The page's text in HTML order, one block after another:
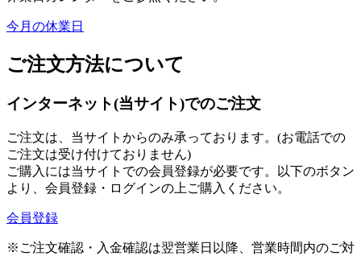
今月の休業日
ご注文方法について
インターネット(当サイト)でのご注文
ご注文は、当サイトからのみ承っております。(お電話での
ご注文は受け付けておりません)
ご購入には当サイトでの会員登録が必要です。以下のボタン
より、会員登録・ログインの上ご購入ください。
会員登録
※ご注文確認・入金確認は翌営業日以降、営業時間内のご対